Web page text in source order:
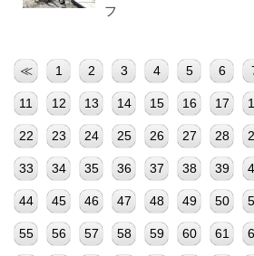
フ
≪ 1 2 3 4 5 6
11 12 13 14 15 16 17
22 23 24 25 26 27 28
33 34 35 36 37 38 39
44 45 46 47 48 49 50
55 56 57 58 59 60 61